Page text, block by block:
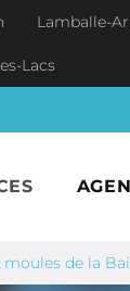
Lamballe-
Lacs
de la